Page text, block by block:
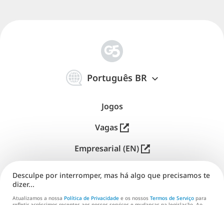
Português BR
体
中
Jogos
Vagas
Empresarial (EN)
Distribuição (EN)
Desculpe por interromper, mas há algo que precisamos te
dizer...
Atualizamos a nossa Política de Privacidade e os nossos Termos de Serviço para